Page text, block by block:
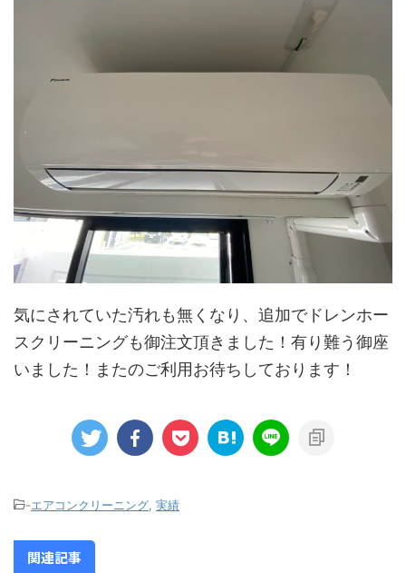
気にされていた汚れも無くなり、追加でドレンホー
スクリーニングも御注文頂きました！有り難う御座
いました！またのご利用お待ちしております！
-エアコンクリーニング 実績
関連記事